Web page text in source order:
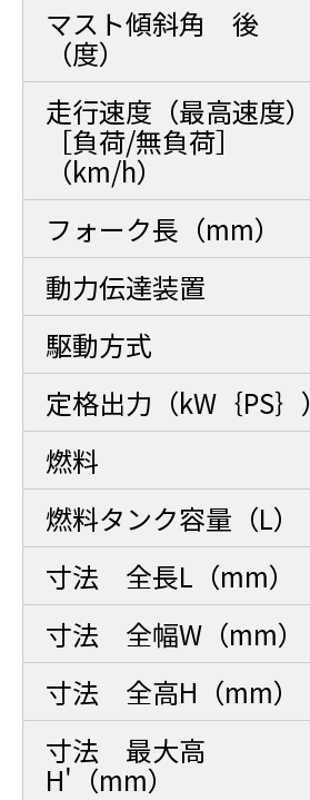
マスト傾斜角 後
（度）
走行速度（最高速度）
［負荷/無負荷］
（km/h）
フォーク長（mm）
動力伝達装置
駆動方式
定格出力（kW｛PS｝）
燃料
燃料タンク容量（L）
寸法 全長L（mm）
寸法 全幅W（mm）
寸法 全高H（mm）
寸法 最大高
H'（mm）